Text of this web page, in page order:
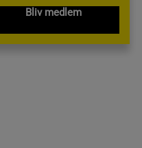
Bliv medlem
Black, L